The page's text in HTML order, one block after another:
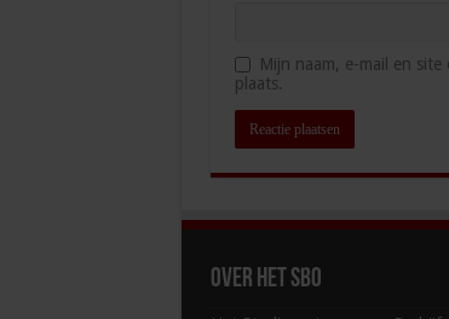
Mijn naam, e-mail en
plaats.
Over het SBO